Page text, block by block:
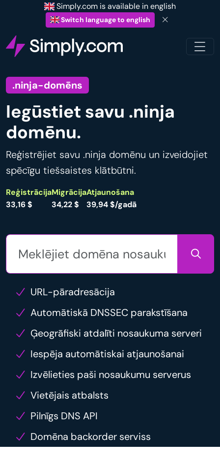
Simply.com is available in english
Switch language to english
.ninja-domēns
Iegūstiet savu .ninja
domēnu.
Reģistrējiet savu .ninja domēnu un izveidojiet
spēcīgu tiešsaistes klātbūtni.
Reģistrācija
33,16 $
Migrācija
34,22 $
Atjaunošana
39,94 $/gadā
URL-pāradresācija
Automātiskā DNSSEC parakstīšana
Ģeogrāfiski atdalīti nosaukuma serveri
Iespēja automātiskai atjaunošanai
Izvēlieties paši nosaukumu serverus
Vietējais atbalsts
Pilnīgs DNS API
Domēna backorder serviss